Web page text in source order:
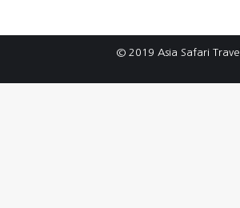
© 2019 Asia Safari Travel